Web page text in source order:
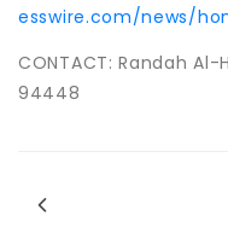
esswire.com/news/
CONTACT: Randah Al-
94448